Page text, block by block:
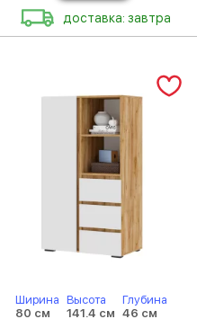
доставка: завтра
Ширина
80 см
Высота
141.4 см
Глубина
46 см